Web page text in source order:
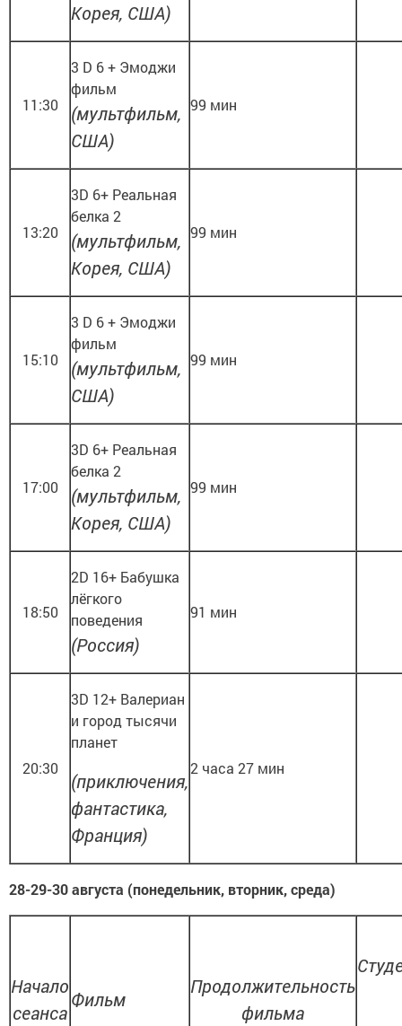
Корея, США)
11:30
3 D 6 + Эмоджи
фильм
(мультфильм,
США)
99 мин
13:20
3D 6+ Реальная
белка 2
(мультфильм,
Корея, США)
99 мин
15:10
3 D 6 + Эмоджи
фильм
(мультфильм,
США)
99 мин
17:00
3D 6+ Реальная
белка 2
(мультфильм,
Корея, США)
99 мин
18:50
2D 16+ Бабушка
лёгкого
поведения
(Россия)
91 мин
20:30
3D 12+ Валериан
и город тысячи
планет
(приключения,
фантастика,
Франция)
2 часа 27 мин
28-29-30 августа (понедельник, вторник, среда)
Начало
сеанса
Фильм
Продолжительность
фильма